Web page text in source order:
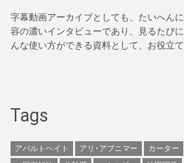
字幕動画アーカイブとしても、たいへん
容の濃いインタビューであり、見るたび
んな使い方ができる資料として、お役立
Tags
アパルトヘイト アリ･アブニマー カーター